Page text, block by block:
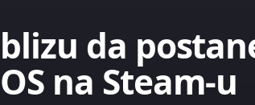
da
na Steam-u